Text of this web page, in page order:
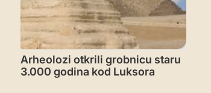
Arheolozi otkrili grobnicu staru
3.000 godina kod Luksora